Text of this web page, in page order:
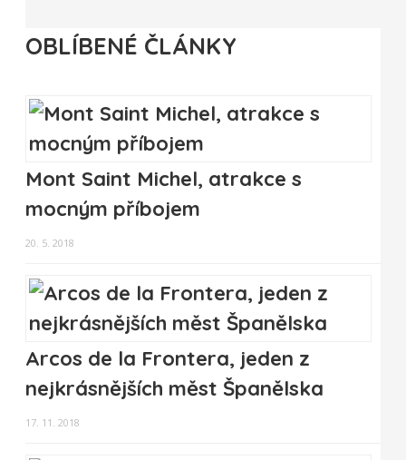
OBLÍBENÉ ČLÁNKY
Mont Saint Michel, atrakce s
mocným příbojem
20. 5. 2018
Arcos de la Frontera, jeden z
nejkrásnějších měst Španělska
17. 11. 2018